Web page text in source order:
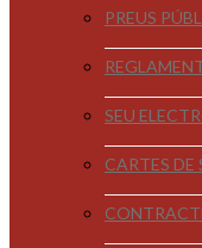
PREUS
SEU
CARTES DE